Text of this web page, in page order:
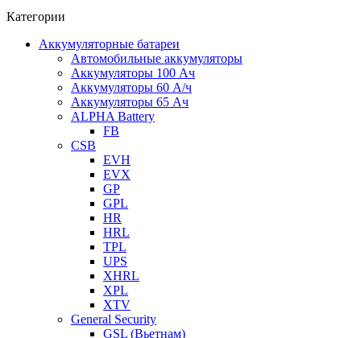
Категории
Аккумуляторные батареи
Автомобильные аккумуляторы
Аккумуляторы 100 Ач
Аккумуляторы 60 А/ч
Аккумуляторы 65 Ач
ALPHA Battery
FB
CSB
EVH
EVX
GP
GPL
HR
HRL
TPL
UPS
XHRL
XPL
XTV
General Security
GSL (Вьетнам)